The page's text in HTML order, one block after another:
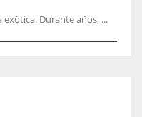
exótica. Durante años, ...